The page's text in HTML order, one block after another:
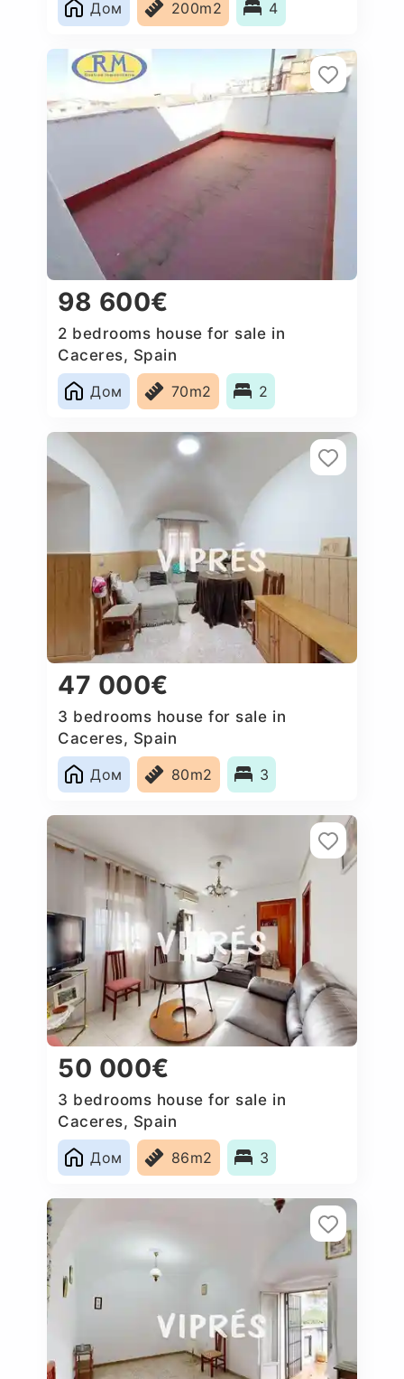
Дом 200m2 4
98 600€
2 bedrooms house for sale in
Caceres‎, Spain
Дом
70m2 2
47 000€
3 bedrooms house for sale in
Caceres, Spain
Дом
80m2 3
50 000€
3 bedrooms house for sale in
Caceres‎, Spain
Дом
86m2 3